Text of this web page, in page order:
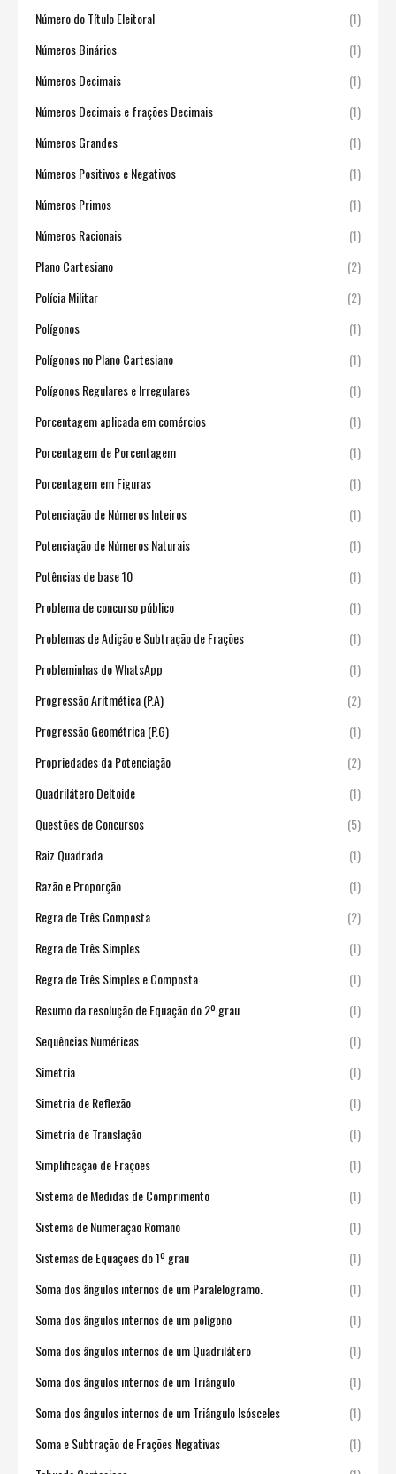
Número do Título Eleitoral
(1)
Números Binários
(1)
Números Decimais
(1)
Números Decimais e frações Decimais
(1)
Números Grandes
(1)
Números Positivos e Negativos
(1)
Números Primos
(1)
Números Racionais
(1)
Plano Cartesiano
(2)
Polícia Militar
(2)
Polígonos
(1)
Polígonos no Plano Cartesiano
(1)
Polígonos Regulares e Irregulares
(1)
Porcentagem aplicada em comércios
(1)
Porcentagem de Porcentagem
(1)
Porcentagem em Figuras
(1)
Potenciação de Números Inteiros
(1)
Potenciação de Números Naturais
(1)
Potências de base 10
(1)
Problema de concurso público
(1)
Problemas de Adição e Subtração de Frações
(1)
Probleminhas do WhatsApp
(1)
Progressão Aritmética (P.A)
(2)
Progressão Geométrica (P.G)
(1)
Propriedades da Potenciação
(2)
Quadrilátero Deltoide
(1)
Questões de Concursos
(5)
Raiz Quadrada
(1)
Razão e Proporção
(1)
Regra de Três Composta
(2)
Regra de Três Simples
(1)
Regra de Três Simples e Composta
(1)
Resumo da resolução de Equação do 2º grau
(1)
Sequências Numéricas
(1)
Simetria
(1)
Simetria de Reflexão
(1)
Simetria de Translação
(1)
Simplificação de Frações
(1)
Sistema de Medidas de Comprimento
(1)
Sistema de Numeração Romano
(1)
Sistemas de Equações do 1º grau
(1)
Soma dos ângulos internos de um Paralelogramo.
(1)
Soma dos ângulos internos de um polígono
(1)
Soma dos ângulos internos de um Quadrilátero
(1)
Soma dos ângulos internos de um Triângulo
(1)
Soma dos ângulos internos de um Triângulo Isósceles
(1)
Soma e Subtração de Frações Negativas
(1)